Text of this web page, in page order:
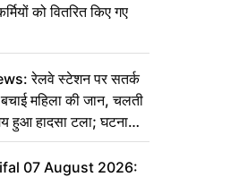
को वितरित किए गए
रेलवे स्टेशन पर सतर्क
महिला की जान, चलती
हुआ हादसा टला; घटना
07 August 2026: